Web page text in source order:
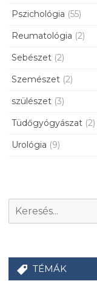
Pszichológia (55)
Reumatológia (2)
Sebészet (2)
Szemészet (2)
szülészet (3)
Tüdőgyógyászat (2)
Urológia (9)
TÉMÁK